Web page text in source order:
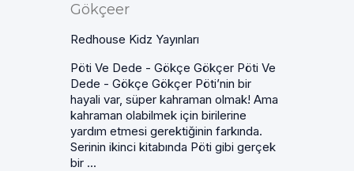
Gökçeer
Redhouse Kidz Yayınları
Pöti Ve Dede - Gökçe Gökçer Pöti Ve
Dede - Gökçe Gökçer Pöti’nin bir
hayali var, süper kahraman olmak! Ama
kahraman olabilmek için birilerine
yardım etmesi gerektiğinin farkında.
Serinin ikinci kitabında Pöti gibi gerçek
bir ...